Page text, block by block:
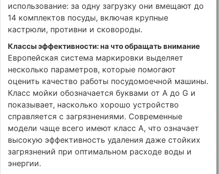
использование: за одну загрузку они вмещают до
14 комплектов посуды, включая крупные
кастрюли, противни и сковороды.
Классы эффективности: на что обращать внимание
Европейская система маркировки выделяет
несколько параметров, которые помогают
оценить качество работы посудомоечной машины.
Класс мойки обозначается буквами от A до G и
показывает, насколько хорошо устройство
справляется с загрязнениями. Современные
модели чаще всего имеют класс A, что означает
высокую эффективность удаления даже стойких
загрязнений при оптимальном расходе воды и
энергии.